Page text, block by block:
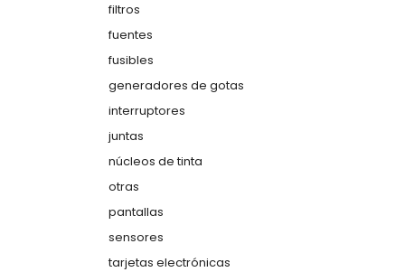
filtros
fuentes
fusibles
generadores de gotas
interruptores
juntas
núcleos de tinta
otras
pantallas
sensores
tarjetas electrónicas